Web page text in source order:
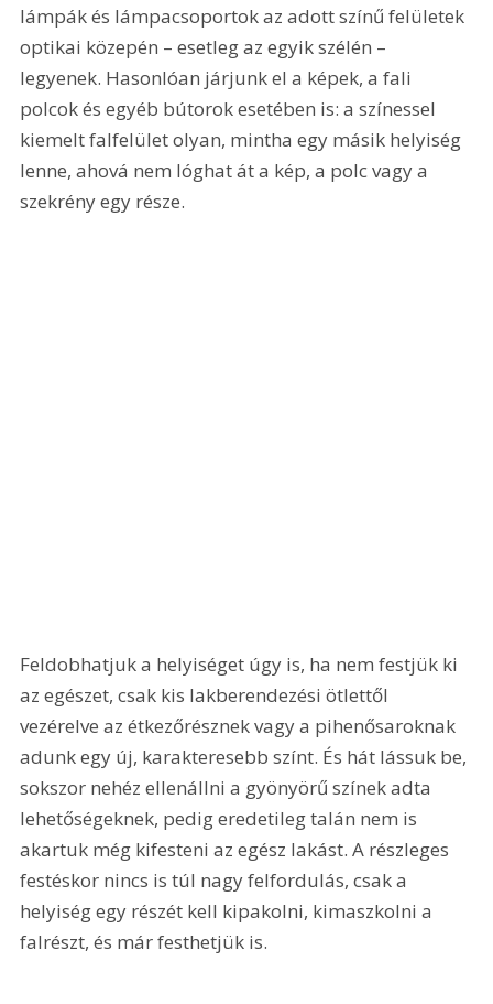
lámpák és lámpacsoportok az adott színű felületek
optikai közepén – esetleg az egyik szélén –
legyenek. Hasonlóan járjunk el a képek, a fali
polcok és egyéb bútorok esetében is: a színessel
kiemelt falfelület olyan, mintha egy másik helyiség
lenne, ahová nem lóghat át a kép, a polc vagy a
szekrény egy része.
Feldobhatjuk a helyiséget úgy is, ha nem festjük ki
az egészet, csak kis lakberendezési ötlettől
vezérelve az étkezőrésznek vagy a pihenősaroknak
adunk egy új, karakteresebb színt. És hát lássuk be,
sokszor nehéz ellenállni a gyönyörű színek adta
lehetőségeknek, pedig eredetileg talán nem is
akartuk még kifesteni az egész lakást. A részleges
festéskor nincs is túl nagy felfordulás, csak a
helyiség egy részét kell kipakolni, kimaszkolni a
falrészt, és már festhetjük is.